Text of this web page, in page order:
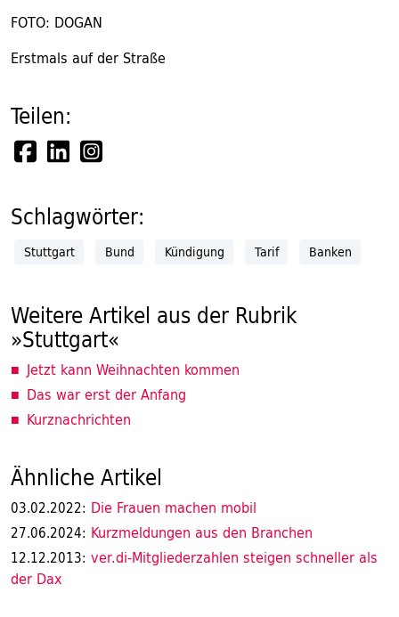
FOTO: DOGAN
Erstmals auf der Straße
Teilen:
Schlagwörter:
Stuttgart Bund Kündigung Tarif Banken
Weitere Artikel aus der Rubrik
»Stuttgart«
Jetzt kann Weihnachten kommen
Das war erst der Anfang
Kurznachrichten
Ähnliche Artikel
03.02.2022: Die Frauen machen mobil
27.06.2024: Kurzmeldungen aus den Branchen
12.12.2013: ver.di-Mitgliederzahlen steigen schneller als
der Dax